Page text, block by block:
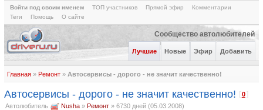
Войти под своим именем ТОП участников Прямой эфир
Комментарии
Теги
Помощь О сайте
Сообщество автолюбителей
Лучшие Новые Эфир Добавить
Главная» Ремонт» Автосервисы - дорого - не значит качественно!
Автосервисы - дорого - не значит качественно! [0
Автолюбитель Nusha» Ремонт» 6730 дней (05.03.2008)